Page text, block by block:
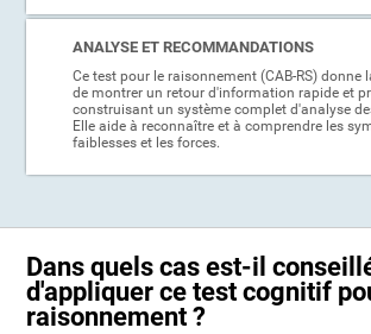
ANALYSE ET RECOMMANDATIONS
Ce test pour le raisonnement (CAB-RS) donne
de montrer un retour d'information rapide et
construisant un système complet d'analyse
Elle aide à reconnaître et à comprendre les
faiblesses et les forces.
Dans quels cas est-il
d'appliquer ce test cognitif
raisonnement ?